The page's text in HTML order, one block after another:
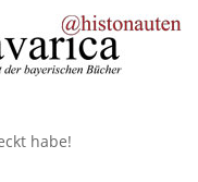
habe!